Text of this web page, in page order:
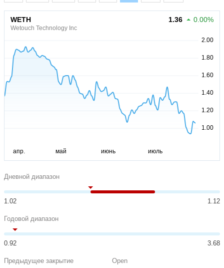
WETH
Wetouch Technology Inc
1.36 0.00%
Дневной диапазон
1.02 1.12
Годовой диапазон
0.92 3.68
Предыдущее закрытие Open